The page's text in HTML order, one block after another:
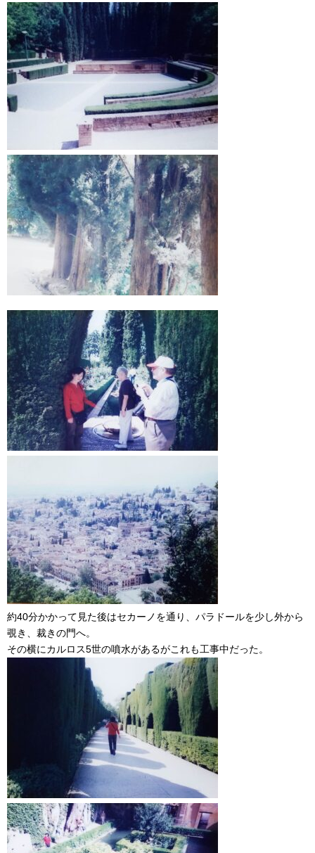
約40分かかって見た後はセカーノを通り、パラドールを少し外から
覗き、裁きの門へ。
その横にカルロス5世の噴水があるがこれも工事中だった。